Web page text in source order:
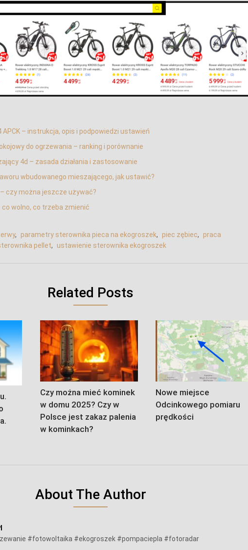
APCK – instrukcja, opis i podpowiedzi ustawień
do ogrzewania – ranking i porównanie
4d – zasada działania i zastosowanie
wbudowanego mieszającego, jak ustawić?
czy można jeszcze używać?
co wolno, co trzeba zmienić
, parametry sterownika pieca na ekogroszek, piec zębiec, praca
pellet, ustawienie sterownika ekogroszek
Related Posts
Czy można mieć kominek
w domu 2025? Czy w
Polsce jest zakaz palenia
w kominkach?
Nowe miejsce
Odcinkowego pomiaru
prędkości
About The Author
#fotowoltaika #ekogroszek #pompaciepla #fotoradar